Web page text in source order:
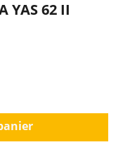
YAS 62 II